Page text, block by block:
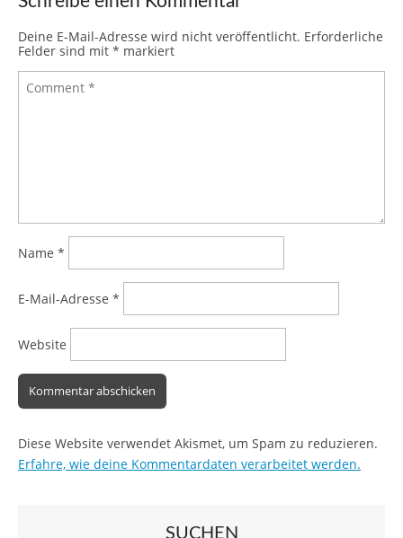
Deine E-Mail-Adresse wird nicht veröffentlicht. Erforderliche
Felder sind mit * markiert
Name *
E-Mail-Adresse *
Website
Diese Website verwendet Akismet, um Spam zu reduzieren.
Erfahre, wie deine Kommentardaten verarbeitet werden.
SUCHEN